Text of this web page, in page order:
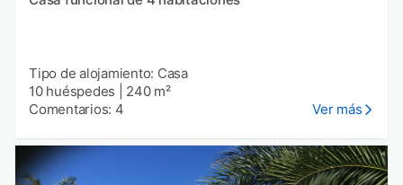
Tipo de alojamiento: Casa
10 huéspedes
240 m²
Comentarios: 4
Ver más